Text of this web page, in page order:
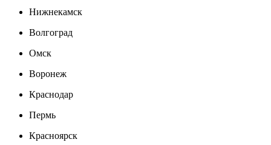
Нижнекамск
Волгоград
Омск
Воронеж
Краснодар
Пермь
Красноярск